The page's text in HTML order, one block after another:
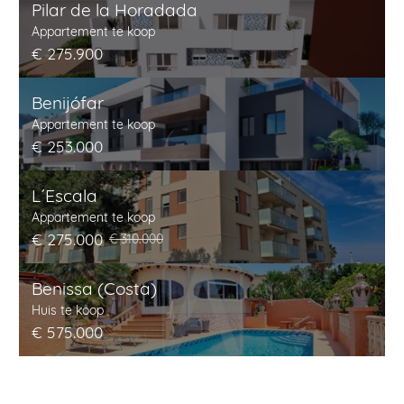
Pilar de la Horadada
Appartement te koop
€ 275.900
Benijófar
Appartement te koop
€ 253.000
L´Escala
Appartement te koop
€ 275.000 € 310.000
Benissa (Costa)
Huis te koop
€ 575.000